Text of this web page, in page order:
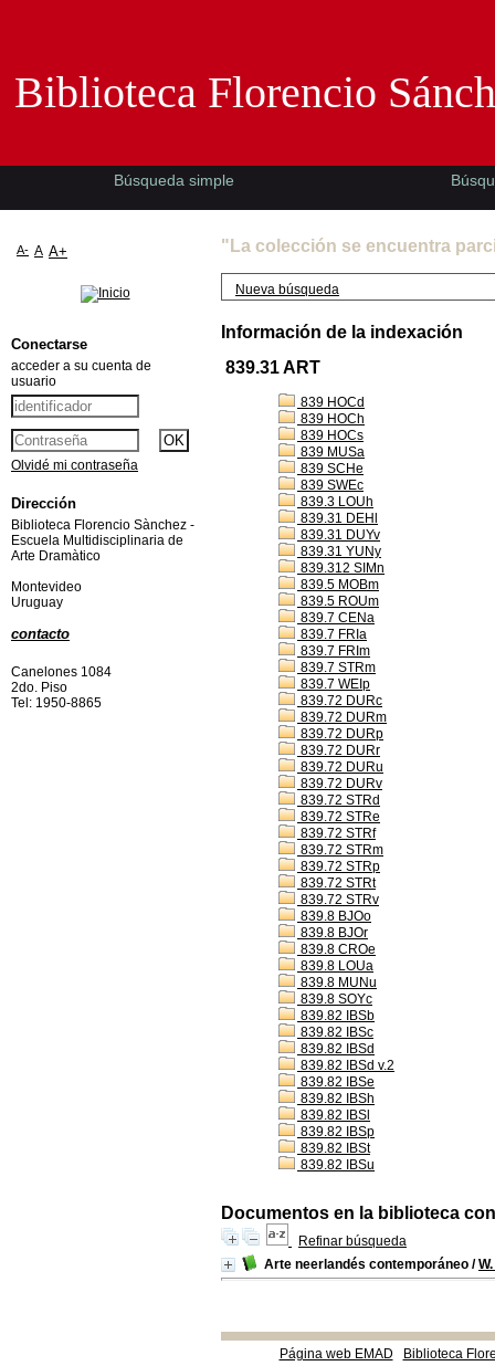
"La colección se encuentra
Nueva búsqueda
Información de la indexación
839.31 ART
839 HOCd
839 HOCh
839 HOCs
839 MUSa
839 SCHe
839 SWEc
839.3 LOUh
839.31 DEHl
839.31 DUYv
839.31 YUNy
839.312 SIMn
839.5 MOBm
839.5 ROUm
839.7 CENa
839.7 FRIa
839.7 FRIm
839.7 STRm
839.7 WEIp
839.72 DURc
839.72 DURm
839.72 DURp
839.72 DURr
839.72 DURu
839.72 DURv
839.72 STRd
839.72 STRe
839.72 STRf
839.72 STRm
839.72 STRp
839.72 STRt
839.72 STRv
839.8 BJOo
839.8 BJOr
839.8 CROe
839.8 LOUa
839.8 MUNu
839.8 SOYc
839.82 IBSb
839.82 IBSc
839.82 IBSd
839.82 IBSd v.2
839.82 IBSe
839.82 IBSh
839.82 IBSl
839.82 IBSp
839.82 IBSt
839.82 IBSu
Documentos en la biblioteca
Refinar búsqueda
Arte neerlandés contemporáneo /
Página web EMAD Biblioteca
Biblioteca Florencio
Búsqueda simple
A- A A+
Conectarse
acceder a su cuenta de
usuario
Olvidé mi contraseña
Dirección
Biblioteca Florencio Sànchez -
Escuela Multidisciplinaria de
Arte Dramàtico
Montevideo
Uruguay
contacto
Canelones 1084
2do. Piso
Tel: 1950-8865